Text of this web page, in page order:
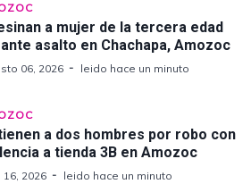
a mujer de la tercera edad
asalto en Chachapa, Amozoc
06, 2026 leido hace un minuto
a dos hombres por robo con
a tienda 3B en Amozoc
16, 2026 leido hace un minuto